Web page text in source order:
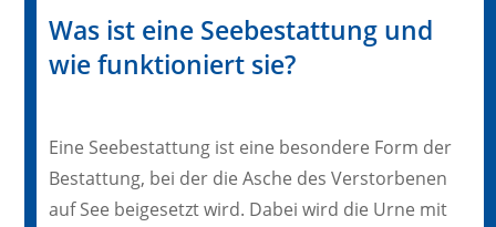
Was ist eine Seebestattung und
wie funktioniert sie?
Eine Seebestattung ist eine besondere Form der
Bestattung, bei der die Asche des Verstorbenen
auf See beigesetzt wird. Dabei wird die Urne mit